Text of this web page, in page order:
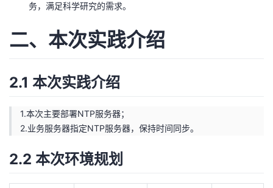
课
程
的
认
我
的
我
藏
术
支
云
声
务，满足科学研究的需求。
二、本次实践介绍
2.1 本次实践介绍
1.本次主要部署NTP服务器；
2.业务服务器指定NTP服务器，保持时间同步。
2.2 本次环境规划